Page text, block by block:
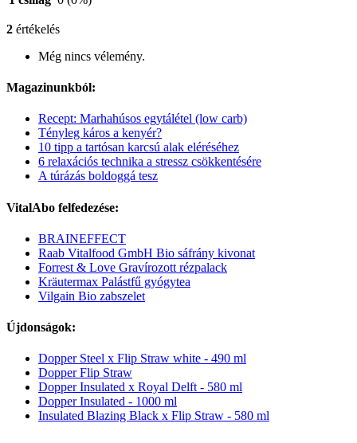
2 értékelés
Még nincs vélemény.
Magazinunkból:
Recept: Marhahúsos egytálétel (low carb)
Tényleg káros a kenyér?
10 tipp a tartósan karcsú alak eléréséhez
6 relaxációs technika a stressz csökkentésére
A túrázás boldoggá tesz
VitalAbo felfedezése:
BRAINEFFECT
Raab Vitalfood GmbH Bio sáfrány kivonat
Forrest & Love Gravírozott rézpalack
Kräutermax Palástfű gyógytea
Vilgain Bio zabszelet
Újdonságok:
Dopper Steel x Flip Straw white - 490 ml
Dopper Flip Straw
Dopper Insulated x Royal Delft - 580 ml
Dopper Insulated - 1000 ml
Insulated Blazing Black x Flip Straw - 580 ml